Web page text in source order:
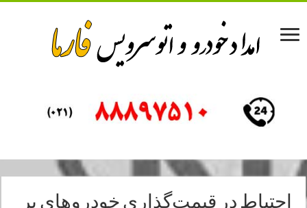
احتیاط در قیمت‌گذاری خودروهای پر